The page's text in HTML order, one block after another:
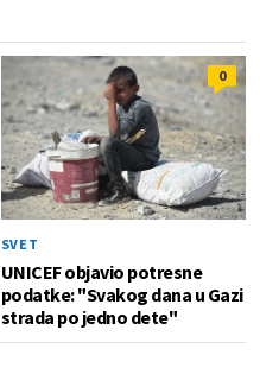
0
SVET
UNICEF objavio potresne
podatke: "Svakog dana u Gazi
strada po jedno dete"